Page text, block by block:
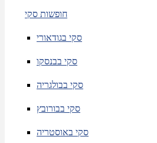
חופשות סקי
סקי בגודאורי
סקי בבנסקו
סקי בבולגריה
סקי בבורובץ
סקי באוסטריה